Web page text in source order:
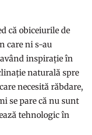
că obiceiurile de
care ni s-au
inspirație în
naturală spre
necesită răbdare,
se pare că nu sunt
tehnologic în